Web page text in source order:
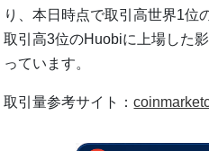
り、本日時点で取引高世界1位
取引高3位のHuobiに上場した
っています。
取引量参考サイト：